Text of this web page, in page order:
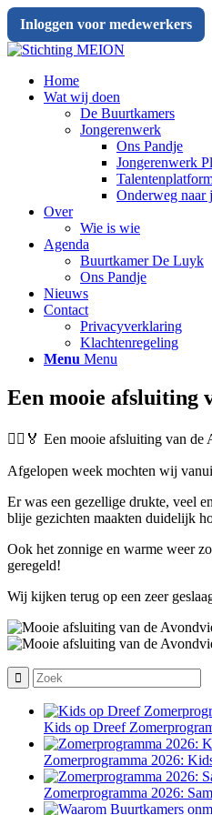
Inloggen voor medewerkers
Home
Wat wij doen
De Buurtkamers
Jongerenwerk
Ons Pandje
Jongerenwerk
Onderweg naar
Over
Wie is wie
Agenda
Buurtkamer De Luyk
Ons Pandje
Nieuws
Contact
Privacyverklaring
Klachtenregeling
Menu Menu
Een mooie afsluiting
🚶‍♀️🏅 Een mooie afsluiting van de
Afgelopen week mochten wij
Er was een gezellige drukte, veel
blije gezichten maakten duidelijk
Ook het zonnige en warme weer
geregeld!
Wij kijken terug op een zeer
Kids op Dreef
Zomerprogramma 2026:
Zomerprogramma 2026: